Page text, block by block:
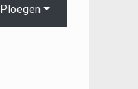
Ploegen